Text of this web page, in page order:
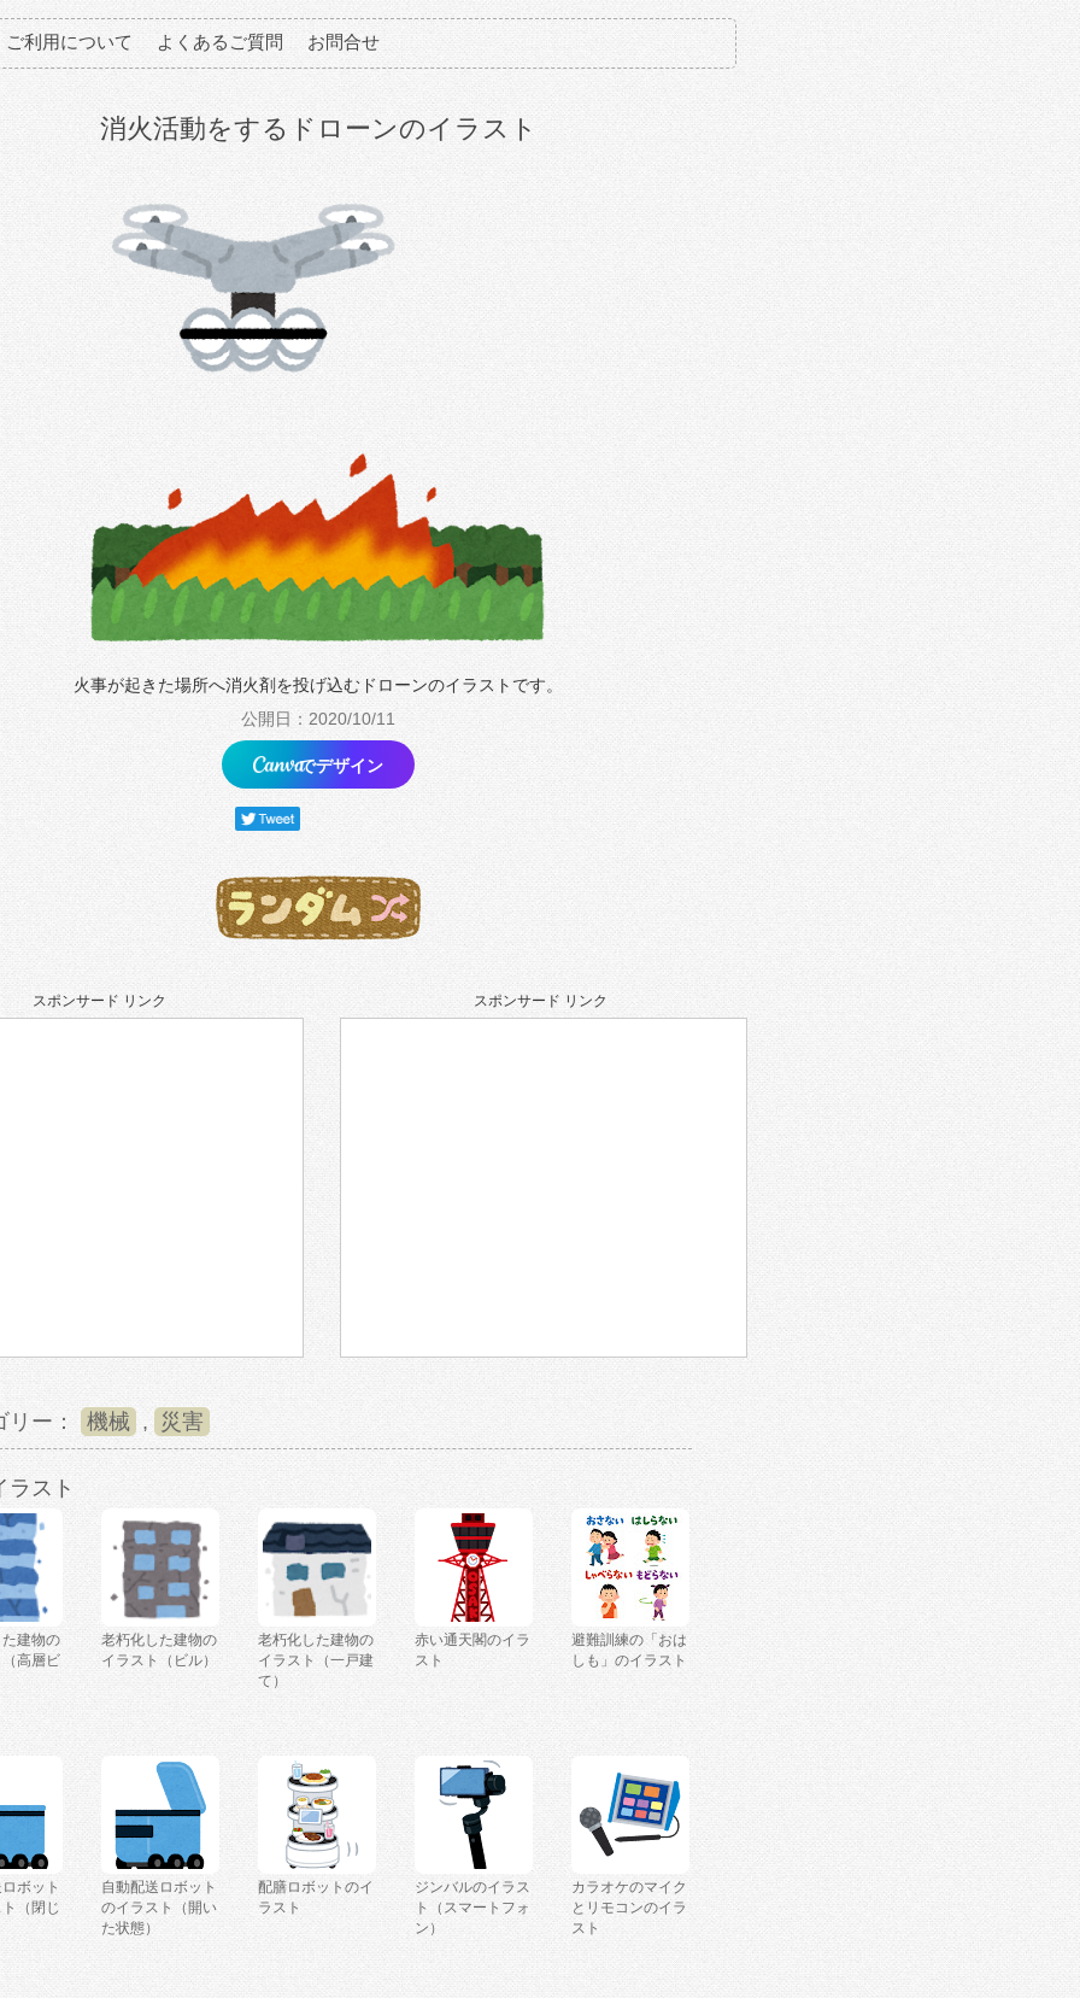
ご利用について よくあるご質問 お問合せ
消火活動をするドローンのイラスト
火事が起きた場所へ消火剤を投げ込むドローンのイラストです。
公開日：2020/10/11
でデザイン
スポンサード リンク スポンサード リンク
リー： 機械 , 災害
ラスト
建物の
高層ビ
老朽化した建物の
イラスト（ビル）
老朽化した建物の
イラスト（一戸建
て）
赤い通天閣のイラ
スト
避難訓練の「おは
しも」のイラスト
ボット
（閉じ
自動配送ロボット
のイラスト（開い
た状態）
配膳ロボットのイ
ラスト
ジンバルのイラス
ト（スマートフォ
ン）
カラオケのマイク
とリモコンのイラ
スト